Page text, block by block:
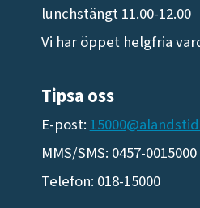
lunchstängt 11.00-12.00
Vi har öppet helgfria
Tipsa oss
E-post:
MMS/SMS: 0457-0015000
Telefon: 018-15000